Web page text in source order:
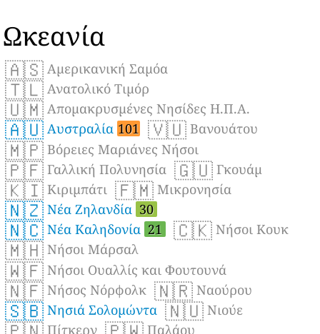
Ωκεανία
🇦🇸 Αμερικανική Σαμόα
🇹🇱 Ανατολικό Τιμόρ
🇺🇲 Απομακρυσμένες Νησίδες Η.Π.Α.
🇦🇺 Αυστραλία 101 🇻🇺 Βανουάτου
🇲🇵 Βόρειες Μαριάνες Νήσοι
🇵🇫 Γαλλική Πολυνησία 🇬🇺 Γκουάμ
🇰🇮 Κιριμπάτι 🇫🇲 Μικρονησία
🇳🇿 Νέα Ζηλανδία 30
🇳🇨 Νέα Καληδονία 21 🇨🇰 Νήσοι Κουκ
🇲🇭 Νήσοι Μάρσαλ
🇼🇫 Νήσοι Ουαλλίς και Φουτουνά
🇳🇫 Νήσος Νόρφολκ 🇳🇷 Ναούρου
🇸🇧 Νησιά Σολομώντα 🇳🇺 Νιούε
Πίτκερν Παλάου